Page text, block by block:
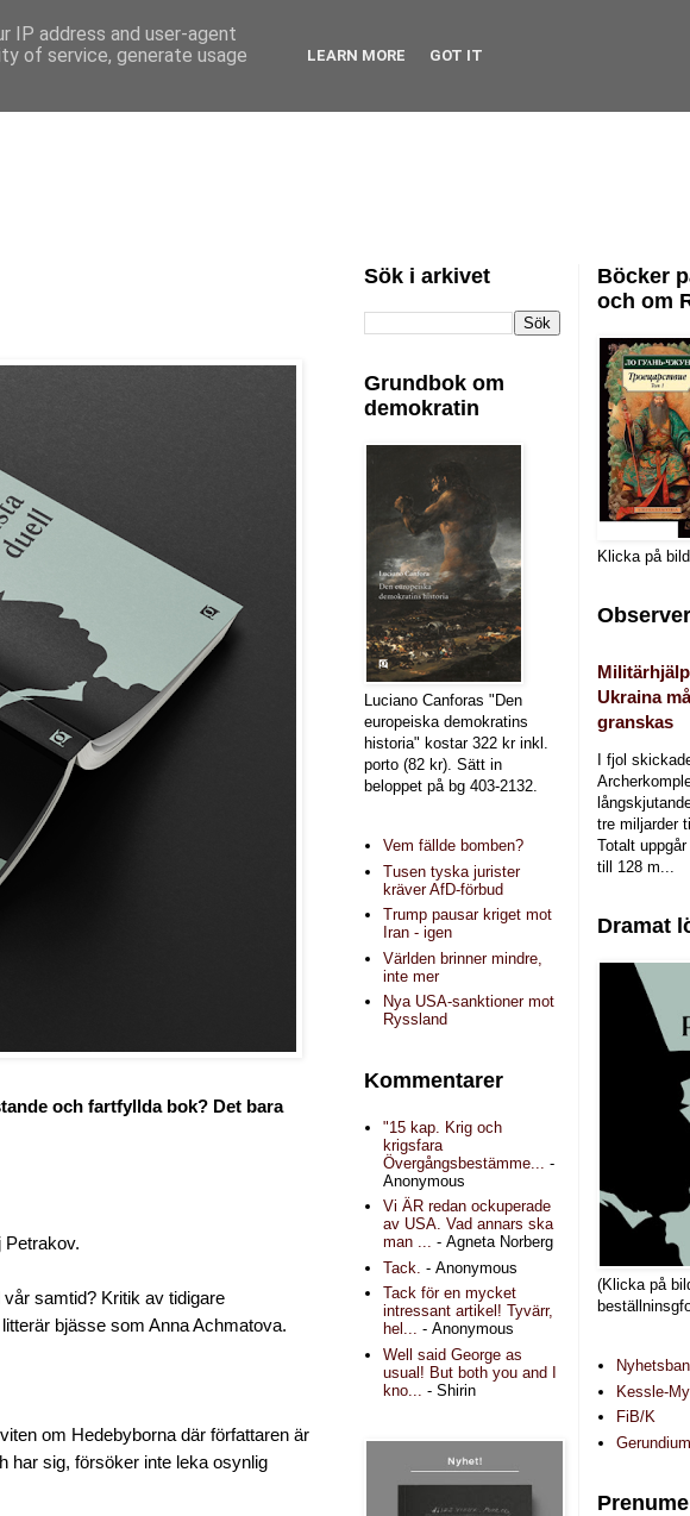
och fartfyllda bok? Det bara
samtid? Kritik av tidigare
bjässe som Anna Achmatova.
om Hedebyborna där författaren är
har sig, försöker inte leka osynlig
Sök i arkivet
Grundbok om
demokratin
Luciano Canforas "Den
europeiska demokratins
historia" kostar 322 kr inkl.
porto (82 kr). Sätt in
beloppet på bg 403-2132.
Vem fällde bomben?
Tusen tyska jurister
kräver AfD-förbud
Trump pausar kriget mot
Iran - igen
Världen brinner mindre,
inte mer
Nya USA-sanktioner mot
Ryssland
Kommentarer
"15 kap. Krig och
krigsfara
Övergångsbestämme...
-
Anonymous
Vi ÄR redan ockuperade
av USA. Vad annars ska
man ... - Agneta Norberg
Tack. - Anonymous
Tack för en mycket
intressant artikel! Tyvärr,
hel... - Anonymous
Well said George as
usual! But both you and I
kno...
- Shirin
Böcker
och om
Klicka på
Ukraina
granskas
I fjol
tre miljarder
Totalt
till 128 m...
Dramat
(Klicka på
Kessle-
FiB/K
IP address and user-agent
of service, generate usage
LEARN MORE GOT IT